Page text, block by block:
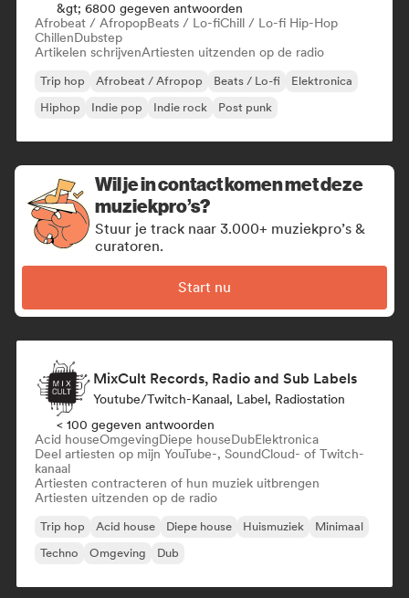
&gt; 6800 gegeven antwoorden
Afrobeat / AfropopBeats / Lo-fiChill / Lo-fi Hip-Hop
ChillenDubstep
Artikelen schrijvenArtiesten uitzenden op de radio
Trip hop Afrobeat / Afropop Beats / Lo-fi
Elektronica
Hiphop
Indie pop Indie rock Post punk
Wil je in contact komen met deze
muziekpro’s?
Stuur je track naar 3.000+ muziekpro’s &
curatoren.
Start nu
MixCult Records, Radio and Sub Labels
Youtube/Twitch-Kanaal, Label, Radiostation
< 100 gegeven antwoorden
Acid houseOmgevingDiepe houseDubElektronica
Deel artiesten op mijn YouTube-, SoundCloud- of Twitch-
kanaal
Artiesten contracteren of hun muziek uitbrengen
Artiesten uitzenden op de radio
Trip hop Acid house Diepe house Huismuziek
Minimaal
Techno
Omgeving Dub